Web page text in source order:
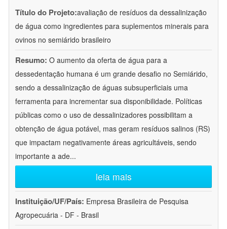
Título do Projeto:avaliação de resíduos da dessalinização
de água como ingredientes para suplementos minerais para
ovinos no semiárido brasileiro
Resumo: O aumento da oferta de água para a
dessedentação humana é um grande desafio no Semiárido,
sendo a dessalinização de águas subsuperficiais uma
ferramenta para incrementar sua disponibilidade. Políticas
públicas como o uso de dessalinizadores possibilitam a
obtenção de água potável, mas geram resíduos salinos (RS)
que impactam negativamente áreas agricultáveis, sendo
importante a ade...
leia mais
Instituição/UF/País: Empresa Brasileira de Pesquisa
Agropecuária - DF - Brasil